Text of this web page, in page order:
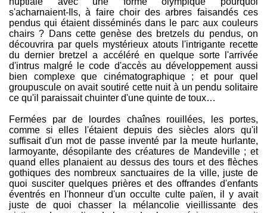
s'acharnaient-Ils, à faire choir des arbres faisandés ces
pendus qui étaient disséminés dans le parc aux couleurs
chairs ? Dans cette genèse des bretzels du pendus, on
découvrira par quels mystérieux atouts l'intrigante recette
du dernier bretzel a accéléré en quelque sorte l'arrivée
d'intrus malgré le code d'accès au développement aussi
bien complexe que cinématographique ; et pour quel
groupuscule on avait soutiré cette nuit à un pendu solitaire
ce qu'il paraissait chuinter d'une quinte de toux…
Fermées par de lourdes chaînes rouillées, les portes,
comme si elles l'étaient depuis des siècles alors qu'il
suffisait d'un mot de passe inventé par la meute hurlante,
larmoyante, désopilante des créatures de Mandeville ; et
quand elles planaient au dessus des tours et des flèches
gothiques des nombreux sanctuaires de la ville, juste de
quoi susciter quelques prières et des offrandes d'enfants
éventrés en l'honneur d'un occulte culte païen, il y avait
juste de quoi chasser la mélancolie vieillissante des